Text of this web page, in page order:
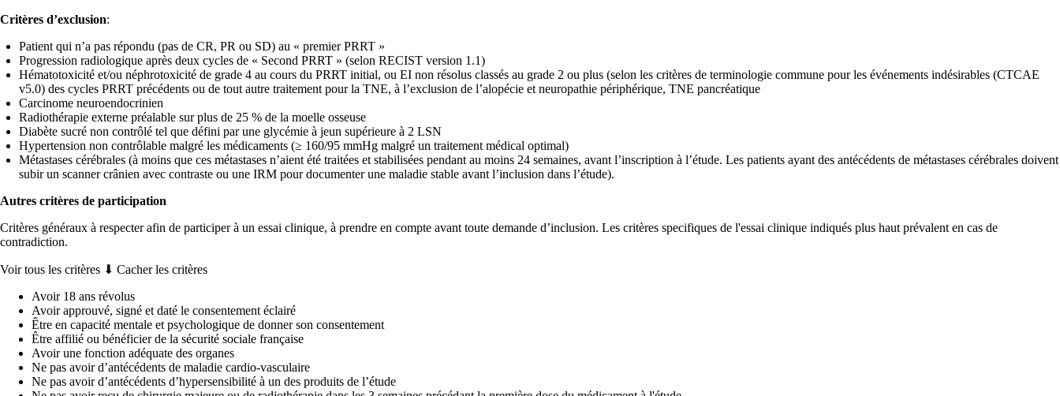
Critères d’exclusion:
Patient qui n’a pas répondu (pas de CR, PR ou SD) au « premier PRRT »
Progression radiologique après deux cycles de « Second PRRT » (selon RECIST version 1.1)
Hématotoxicité et/ou néphrotoxicité de grade 4 au cours du PRRT initial, ou EI non résolus classés au grade 2 ou plus (selon les critères de terminologie commune pour les événements indésirables (CTCAE
v5.0) des cycles PRRT précédents ou de tout autre traitement pour la TNE, à l’exclusion de l’alopécie et neuropathie périphérique, TNE pancréatique
Carcinome neuroendocrinien
Radiothérapie externe préalable sur plus de 25 % de la moelle osseuse
Diabète sucré non contrôlé tel que défini par une glycémie à jeun supérieure à 2 LSN
Hypertension non contrôlable malgré les médicaments (≥ 160/95 mmHg malgré un traitement médical optimal)
Métastases cérébrales (à moins que ces métastases n’aient été traitées et stabilisées pendant au moins 24 semaines, avant l’inscription à l’étude. Les patients ayant des antécédents de métastases cérébrales doivent
subir un scanner crânien avec contraste ou une IRM pour documenter une maladie stable avant l’inclusion dans l’étude).
Autres critères de participation
Critères généraux à respecter afin de participer à un essai clinique, à prendre en compte avant toute demande d’inclusion. Les critères specifiques de l'essai clinique indiqués plus haut prévalent en cas de
contradiction.
Voir tous les critères ⬇ Cacher les critères
Avoir 18 ans révolus
Avoir approuvé, signé et daté le consentement éclairé
Être en capacité mentale et psychologique de donner son consentement
Être affilié ou bénéficier de la sécurité sociale française
Avoir une fonction adéquate des organes
Ne pas avoir d’antécédents de maladie cardio-vasculaire
Ne pas avoir d’antécédents d’hypersensibilité à un des produits de l’étude